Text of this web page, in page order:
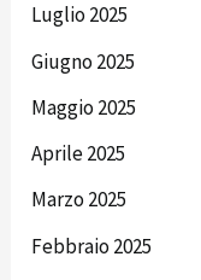
Luglio 2025
Giugno 2025
Maggio 2025
Aprile 2025
Marzo 2025
Febbraio 2025